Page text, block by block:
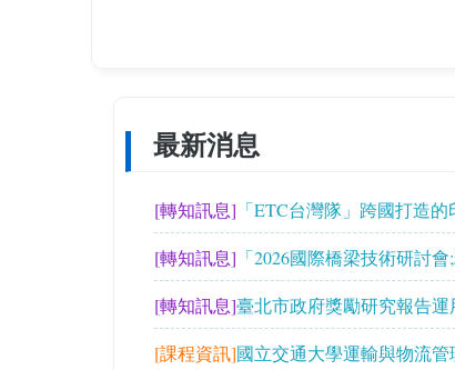
最新消息
[轉知訊息] 「ETC台灣隊」跨國打造
子收費系統已正式通車營運
[轉知訊息] 「2026國際橋梁技術研討
練」
[轉知訊息]臺北市政府獎勵研究報告
[課程資訊]國立交通大學運輸與物流